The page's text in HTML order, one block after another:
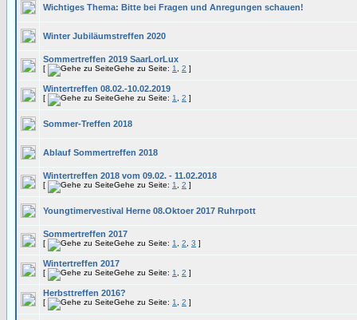
Wichtiges Thema: Bitte bei Fragen und Anregungen schauen!
Winter Jubiläumstreffen 2020
Sommertreffen 2019 SaarLorLux
[ Gehe zu Seite: 1 2 ]
Wintertreffen 08.02.-10.02.2019
[ Gehe zu Seite: 1 2 ]
Sommer-Treffen 2018
Ablauf Sommertreffen 2018
Wintertreffen 2018 vom 09.02. - 11.02.2018
[ Gehe zu Seite: 1 2 ]
Youngtimervestival Herne 08.Oktoer 2017 Ruhrpott
Sommertreffen 2017
[ Gehe zu Seite: 1 2 3 ]
Wintertreffen 2017
[ Gehe zu Seite: 1 2 ]
Herbsttreffen 2016?
[ Gehe zu Seite: 1 2 ]